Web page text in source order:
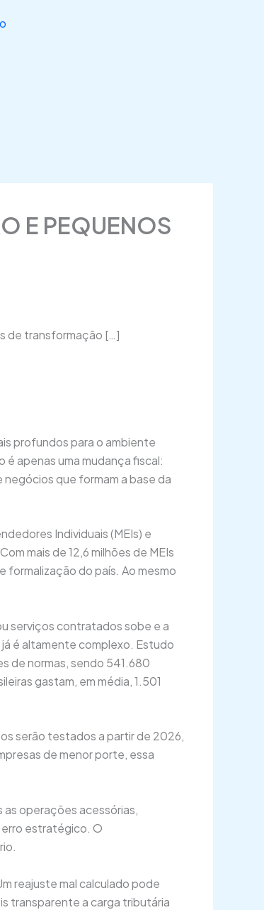
E PEQUENOS
de transformação […]
profundos para o ambiente
apenas uma mudança fiscal:
que formam a base da
Individuais (MEIs) e
mais de 12,6 milhões de MEIs
formalização do país. Ao mesmo
serviços contratados sobe e a
é altamente complexo. Estudo
de normas, sendo 541.680
gastam, em média, 1.501
serão testados a partir de 2026,
de menor porte, essa
operações acessórias,
estratégico. O
reajuste mal calculado pode
transparente a carga tributária